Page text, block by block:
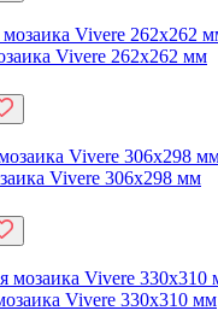
Vivere 262x262 мм
Vivere 306x298 мм
Vivere 330x310 мм